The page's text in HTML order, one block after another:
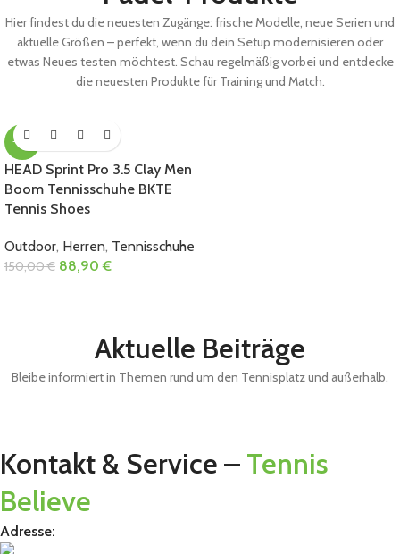
Hier findest du die neuesten Zugänge: frische Modelle, neue Serien und
aktuelle Größen – perfekt, wenn du dein Setup modernisieren oder
etwas Neues testen möchtest. Schau regelmäßig vorbei und entdecke
die neuesten Produkte für Training und Match.
-41%
HEAD Sprint Pro 3.5 Clay Men
Boom Tennisschuhe BKTE
Tennis Shoes
Outdoor, Herren, Tennisschuhe
150,00€ 88,90€
Aktuelle Beiträge
Bleibe informiert in Themen rund um den Tennisplatz und außerhalb.
Kontakt & Service – Tennis
Believe
Adresse: